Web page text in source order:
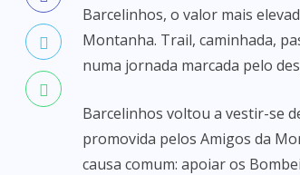
Barcelinhos, o valor mais
Montanha. Trail, caminhada,
numa jornada marcada pelo
Barcelinhos voltou a vestir-se
promovida pelos Amigos da
causa comum: apoiar os